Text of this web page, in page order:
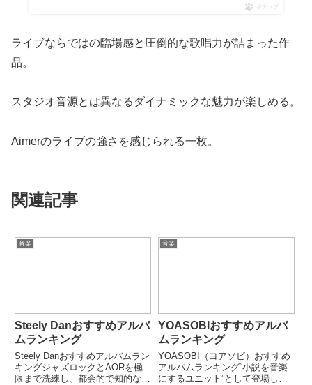
ポチップ
ライブならではの臨場感と圧倒的な歌唱力が詰まった作
品。
スタジオ音源とは異なるダイナミックな魅力が楽しめる。
Aimerのライブの強さを感じられる一枚。
関連記事
音楽
Steely Danおすすめアルバ
ムランキング
Steely Danおすすめアルバムラン
キングジャズロックとAORを極
限まで洗練し、都会的で知的なサ
音楽
YOASOBIおすすめアルバ
ムランキング
YOASOBI（ヨアソビ）おすすめ
アルバムランキング“小説を音楽
にするユニット”として登場し、